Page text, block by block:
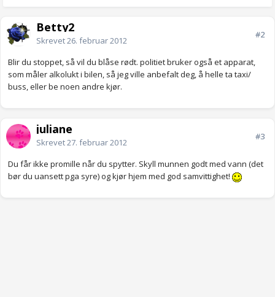
Betty2
Skrevet26. februar 2012
#2
Blir du stoppet, så vil du blåse rødt. politiet bruker også et apparat,
som måler alkolukt i bilen, så jeg ville anbefalt deg, å helle ta taxi/
buss, eller be noen andre kjør.
juliane
Skrevet27. februar 2012
#3
Du får ikke promille når du spytter. Skyll munnen godt med vann (det
bør du uansett pga syre) og kjør hjem med god samvittighet!